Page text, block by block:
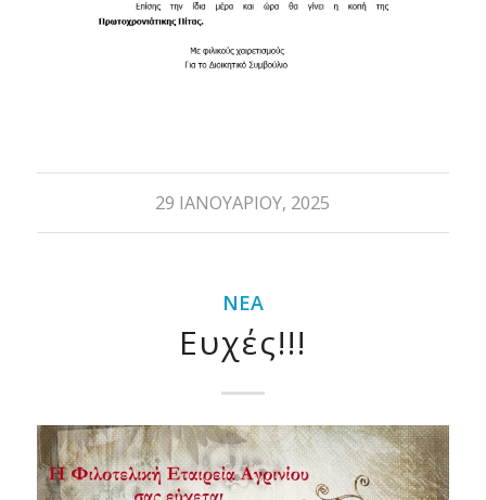
29 ΙΑΝΟΥΑΡΊΟΥ, 2025
ΝΈΑ
Ευχές!!!